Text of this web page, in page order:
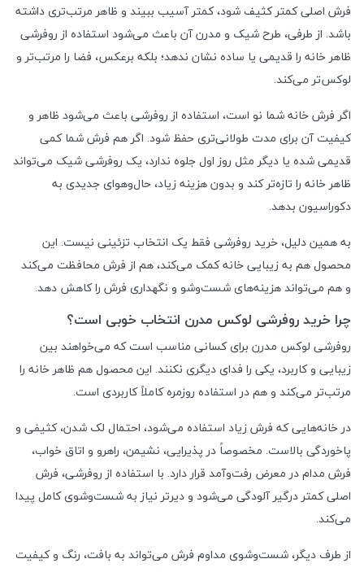
فرش اصلی کمتر کثیف شود، کمتر آسیب ببیند و ظاهر مرتب‌تری داشته
باشد. از طرفی، طرح شیک و مدرن آن باعث می‌شود استفاده از روفرشی
ظاهر خانه را قدیمی یا ساده نشان ندهد؛ بلکه برعکس، فضا را مرتب‌تر و
لوکس‌تر می‌کند.
اگر فرش خانه شما نو است، استفاده از روفرشی باعث می‌شود ظاهر و
کیفیت آن برای مدت طولانی‌تری حفظ شود. اگر هم فرش شما کمی
قدیمی شده یا دیگر مثل روز اول جلوه ندارد، یک روفرشی شیک می‌تواند
ظاهر خانه را تازه‌تر کند و بدون هزینه زیاد، حال‌وهوای جدیدی به
دکوراسیون بدهد.
به همین دلیل، خرید روفرشی فقط یک انتخاب تزئینی نیست. این
محصول هم به زیبایی خانه کمک می‌کند، هم از فرش محافظت می‌کند
و هم می‌تواند هزینه‌های شست‌وشو و نگهداری فرش را کاهش دهد.
چرا خرید روفرشی لوکس مدرن انتخاب خوبی است؟
روفرشی لوکس مدرن برای کسانی مناسب است که می‌خواهند بین
زیبایی و کاربرد، یکی را فدای دیگری نکنند. این محصول هم ظاهر خانه را
مرتب‌تر می‌کند و هم در استفاده روزمره کاملاً کاربردی است.
در خانه‌هایی که فرش زیاد استفاده می‌شود، احتمال لک شدن، کثیفی و
پاخوردگی بالاست. مخصوصاً در پذیرایی، نشیمن، راهرو و اتاق خواب،
فرش مدام در معرض رفت‌وآمد قرار دارد. با استفاده از روفرشی، فرش
اصلی کمتر درگیر آلودگی می‌شود و دیرتر نیاز به شست‌وشوی کامل پیدا
می‌کند.
از طرف دیگر، شست‌وشوی مداوم فرش می‌تواند به بافت، رنگ و کیفیت